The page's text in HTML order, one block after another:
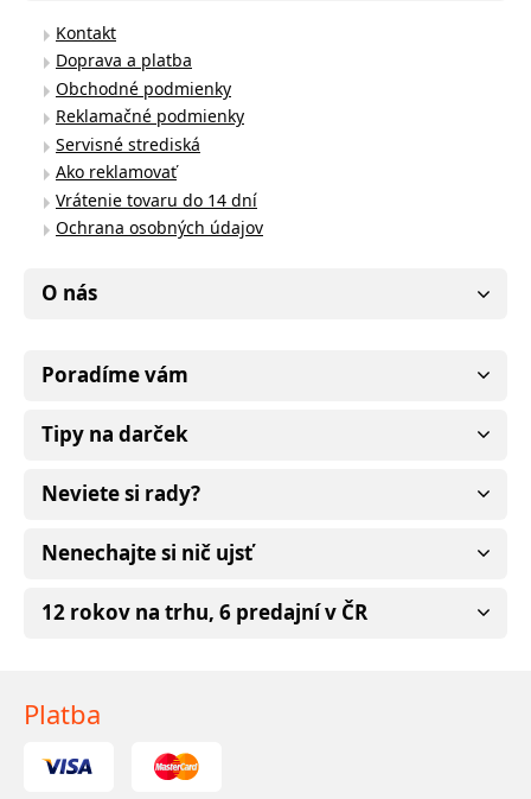
Kontakt
Doprava a platba
Obchodné podmienky
Reklamačné podmienky
Servisné strediská
Ako reklamovať
Vrátenie tovaru do 14 dní
Ochrana osobných údajov
O nás
Poradíme vám
Tipy na darček
Neviete si rady?
Nenechajte si nič ujsť
12 rokov na trhu, 6 predajní v ČR
Platba